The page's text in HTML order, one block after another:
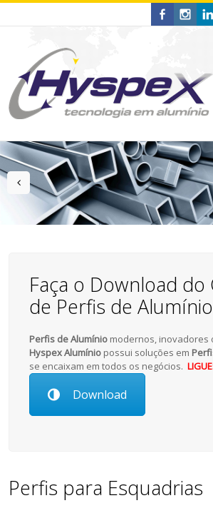
prev
Faça o Download do
de Perfis de
Perfis de Alumínio modernos, inovadores
Hyspex Alumínio possui soluções em
se encaixam em todos os negócios.
Download
Perfis para Esquadrias